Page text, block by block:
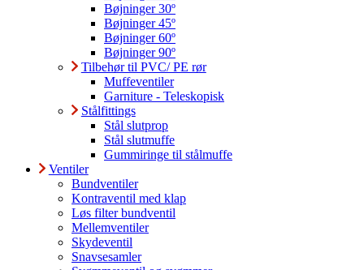
Bøjninger 30º
Bøjninger 45º
Bøjninger 60º
Bøjninger 90º
Tilbehør til PVC/ PE rør
Muffeventiler
Garniture - Teleskopisk
Stålfittings
Stål slutprop
Stål slutmuffe
Gummiringe til stålmuffe
Ventiler
Bundventiler
Kontraventil med klap
Løs filter bundventil
Mellemventiler
Skydeventil
Snavsesamler